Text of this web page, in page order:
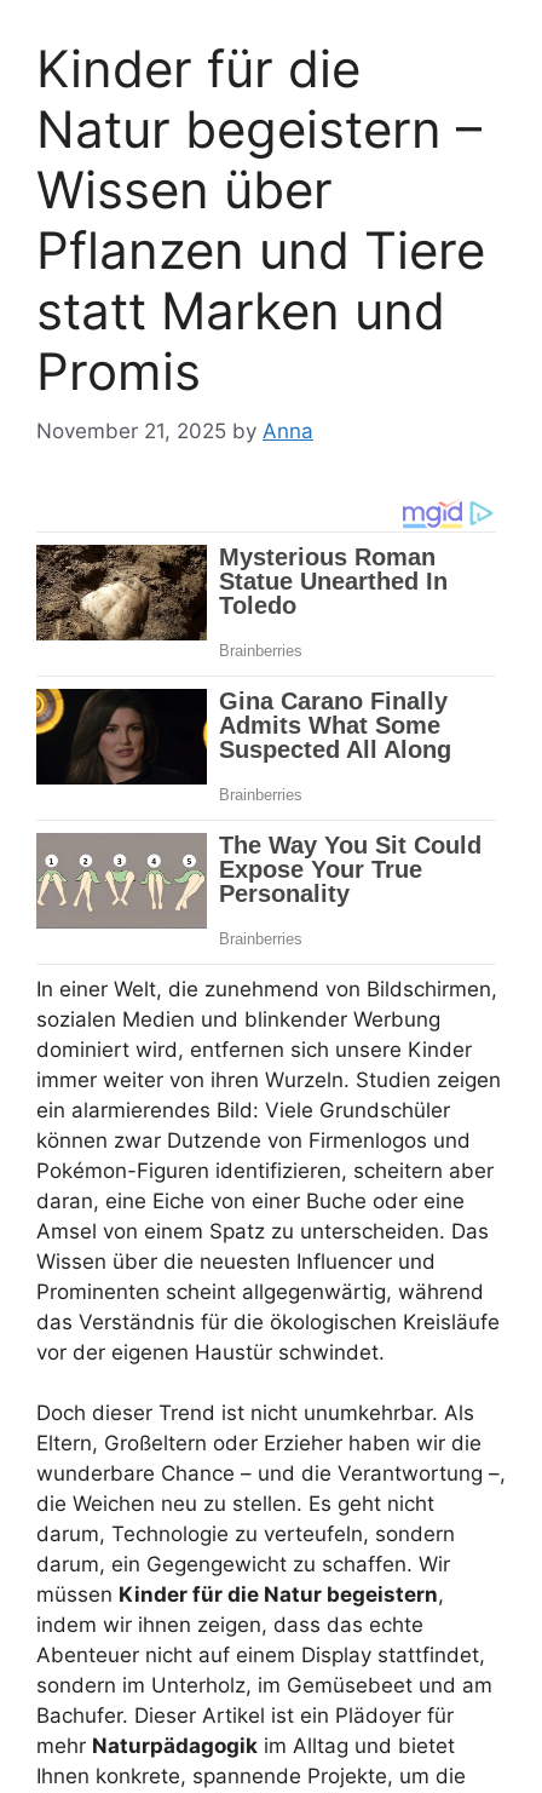
Kinder für die
Natur begeistern –
Wissen über
Pflanzen und Tiere
statt Marken und
Promis
November 21, 2025 by Anna
In einer Welt, die zunehmend von Bildschirmen,
sozialen Medien und blinkender Werbung
dominiert wird, entfernen sich unsere Kinder
immer weiter von ihren Wurzeln. Studien zeigen
ein alarmierendes Bild: Viele Grundschüler
können zwar Dutzende von Firmenlogos und
Pokémon-Figuren identifizieren, scheitern aber
daran, eine Eiche von einer Buche oder eine
Amsel von einem Spatz zu unterscheiden. Das
Wissen über die neuesten Influencer und
Prominenten scheint allgegenwärtig, während
das Verständnis für die ökologischen Kreisläufe
vor der eigenen Haustür schwindet.
Doch dieser Trend ist nicht unumkehrbar. Als
Eltern, Großeltern oder Erzieher haben wir die
wunderbare Chance – und die Verantwortung –,
die Weichen neu zu stellen. Es geht nicht
darum, Technologie zu verteufeln, sondern
darum, ein Gegengewicht zu schaffen. Wir
müssen Kinder für die Natur begeistern,
indem wir ihnen zeigen, dass das echte
Abenteuer nicht auf einem Display stattfindet,
sondern im Unterholz, im Gemüsebeet und am
Bachufer. Dieser Artikel ist ein Plädoyer für
mehr Naturpädagogik im Alltag und bietet
Ihnen konkrete, spannende Projekte, um die